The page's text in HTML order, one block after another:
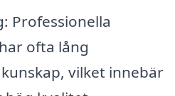
Professionella
ofta lång
vilket innebär